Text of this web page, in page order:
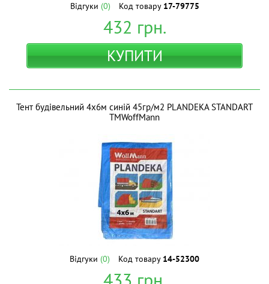
Відгуки (0) Код товару 17-79775
432 грн.
КУПИТИ
Тент будівельний 4х6м синій 45гр/м2 PLANDEKA STANDART
ТМWoffMann
Відгуки (0) Код товару 14-52300